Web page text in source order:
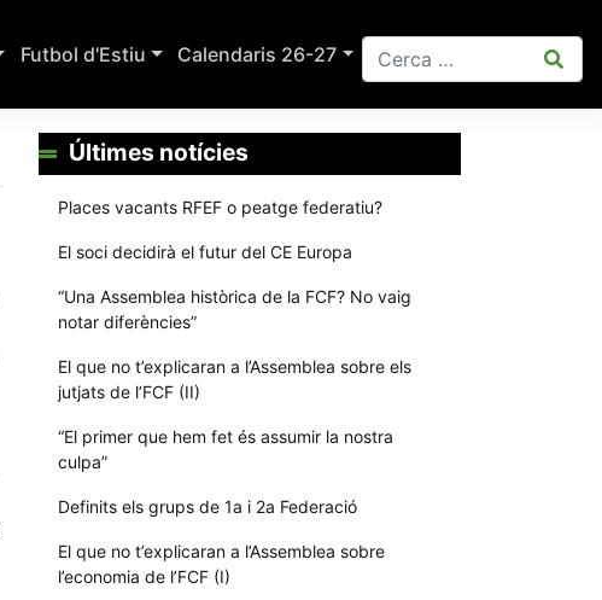
Futbol d'Estiu Calendaris 26-27
Últimes notícies
Places vacants RFEF o peatge federatiu?
El soci decidirà el futur del CE Europa
“Una Assemblea històrica de la FCF? No vaig
notar diferències”
El que no t’explicaran a l’Assemblea sobre els
jutjats de l’FCF (II)
“El primer que hem fet és assumir la nostra
culpa”
Definits els grups de 1a i 2a Federació
El que no t’explicaran a l’Assemblea sobre
l’economia de l’FCF (I)